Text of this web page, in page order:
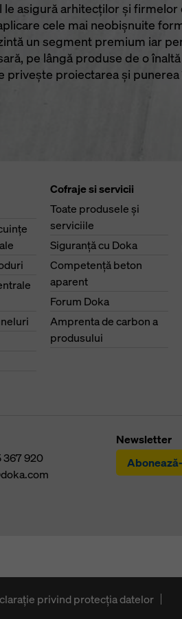
asigură arhitecţilor şi firmelor
cele mai neobişnuite
un segment premium iar
pe lângă produse de o înaltă
priveşte proiectarea şi punerea
Cofraje si servicii
Toate produsele şi
serviciile
Siguranţă cu Doka
Competenţă beton
aparent
Forum Doka
Amprenta de carbon a
produsului
367 920
Newsletter
privind protecţia datelor